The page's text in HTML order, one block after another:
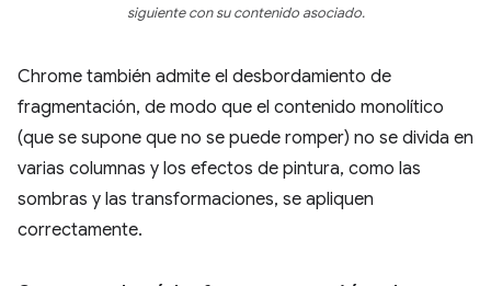
siguiente con su contenido asociado.
Chrome también admite el desbordamiento de
fragmentación, de modo que el contenido monolítico
(que se supone que no se puede romper) no se divida en
varias columnas y los efectos de pintura, como las
sombras y las transformaciones, se apliquen
correctamente.